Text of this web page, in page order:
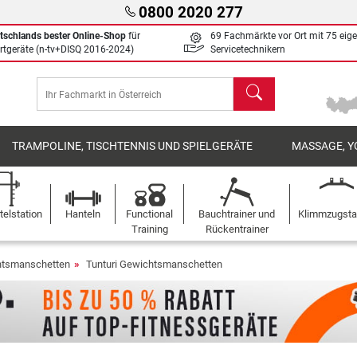
0800 2020 277
bester Online-Shop für
(n-tv+DISQ 2016-2024)
69 Fachmärkte vor Ort mit 75
Servicetechnikern
Suchen
TRAMPOLINE, TISCHTENNIS UND SPIELGERÄTE MASSAGE,
Hanteln
Functional
Training
Bauchtrainer und
Rückentrainer
Tunturi Gewichtsmanschetten